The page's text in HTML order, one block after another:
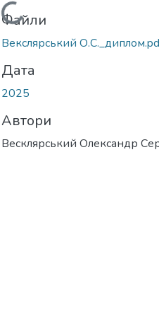
Вантажиться...
Файли
Векслярський
Дата
2025
Автори
Весклярський Олександр